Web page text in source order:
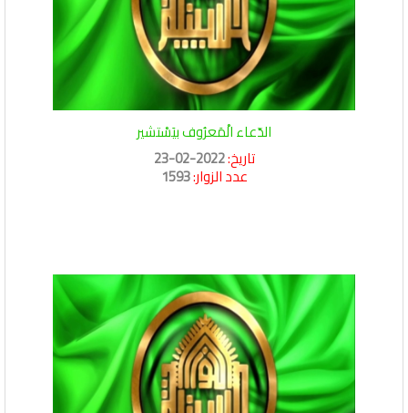
الدّعاء الْمَعرُوف بيَسْتشير
تاريخ:2022-02-23
عدد الزوار:1593